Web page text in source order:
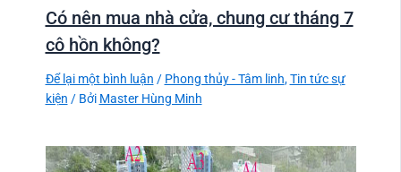
Có nên mua nhà cửa, chung cư tháng 7
cô hồn không?
Để lại một bình luận / Phong thủy - Tâm linh,Tin tức sự
kiện / Bởi Master Hùng Minh